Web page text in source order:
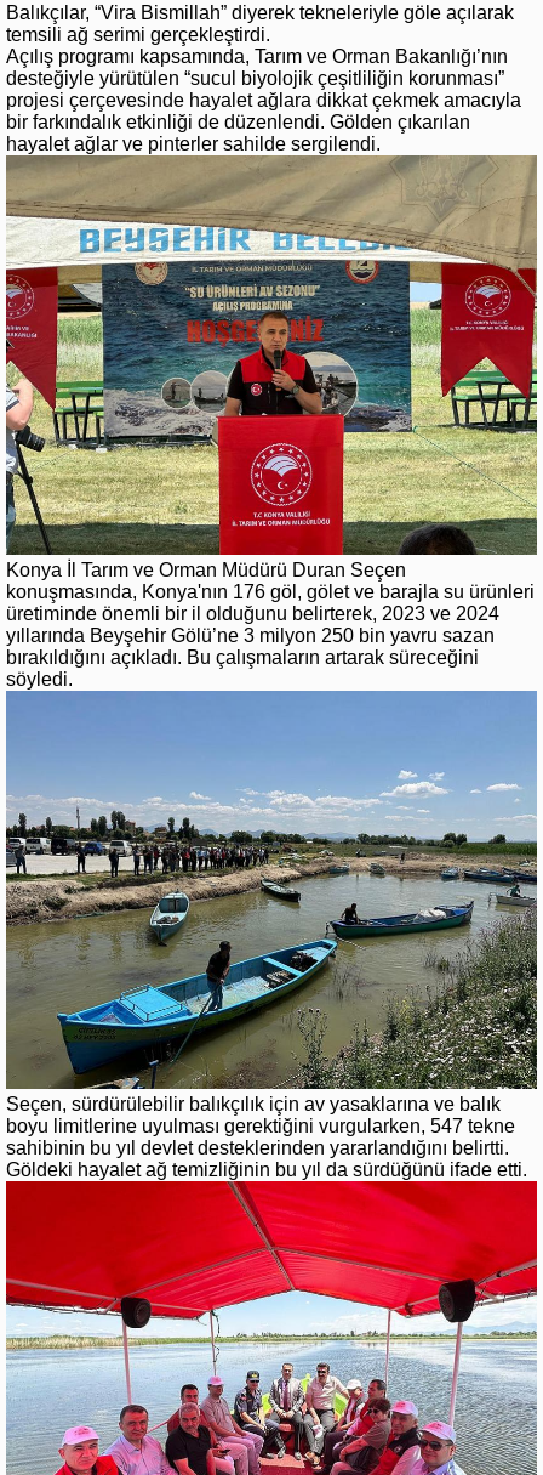
Balıkçılar, “Vira Bismillah” diyerek tekneleriyle göle açılarak
temsili ağ serimi gerçekleştirdi.
Açılış programı kapsamında, Tarım ve Orman Bakanlığı’nın
desteğiyle yürütülen “sucul biyolojik çeşitliliğin korunması”
projesi çerçevesinde hayalet ağlara dikkat çekmek amacıyla
bir farkındalık etkinliği de düzenlendi. Gölden çıkarılan
hayalet ağlar ve pinterler sahilde sergilendi.
Konya İl Tarım ve Orman Müdürü Duran Seçen
konuşmasında, Konya'nın 176 göl, gölet ve barajla su ürünleri
üretiminde önemli bir il olduğunu belirterek, 2023 ve 2024
yıllarında Beyşehir Gölü’ne 3 milyon 250 bin yavru sazan
bırakıldığını açıkladı. Bu çalışmaların artarak süreceğini
söyledi.
Seçen, sürdürülebilir balıkçılık için av yasaklarına ve balık
boyu limitlerine uyulması gerektiğini vurgularken, 547 tekne
sahibinin bu yıl devlet desteklerinden yararlandığını belirtti.
Göldeki hayalet ağ temizliğinin bu yıl da sürdüğünü ifade etti.